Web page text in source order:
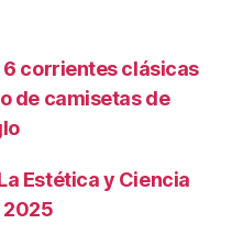
6 corrientes clásicas
de camisetas de
Estética y Ciencia
2025